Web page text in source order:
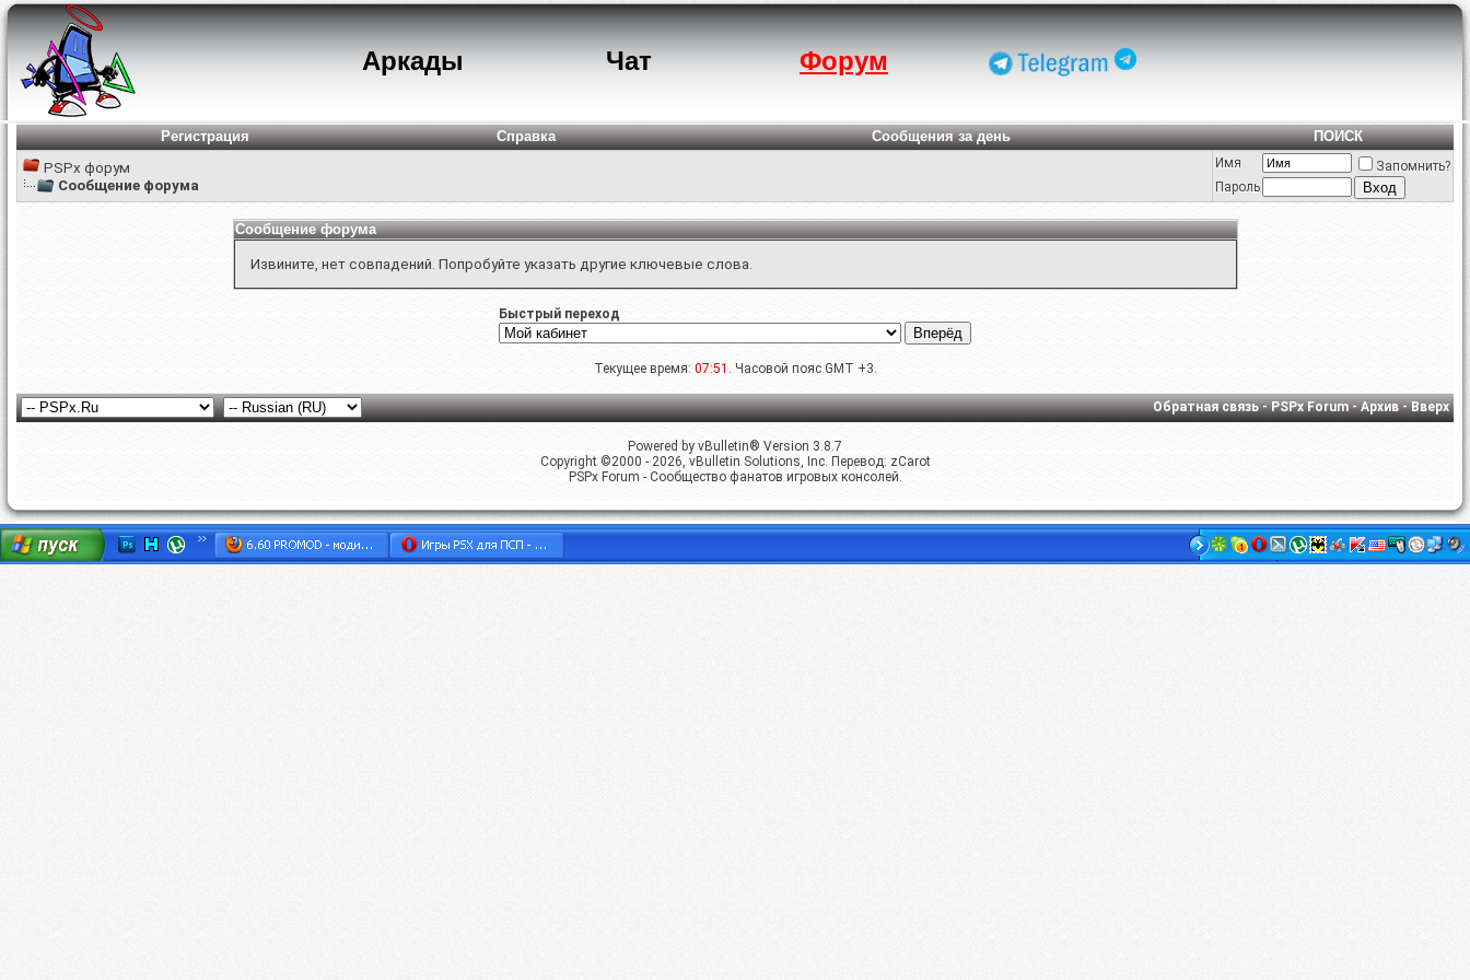
Аркады Чат Форум
Регистрация Справка Сообщения за день
ПОИСК
PSPx форум
Сообщение форума
Имя
Запомнить?
Пароль
Сообщение форума
Извините, нет совпадений. Попробуйте указать другие ключевые слова.
Быстрый переход
Текущее время: 07:51 . Часовой пояс GMT +3.
Обратная связь-PSPx Forum-Архив-Вверх
Powered by vBulletin® Version 3.8.7
Copyright ©2000 - 2026, vBulletin Solutions, Inc. Перевод: zCarot
PSPx Forum - Сообщество фанатов игровых консолей.